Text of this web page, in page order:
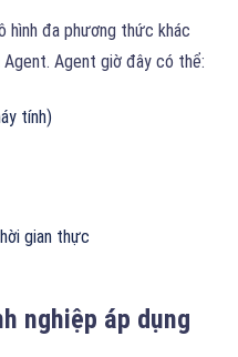
hình đa phương thức khác
Agent giờ đây có thể:
tính)
gian thực
nghiệp áp dụng